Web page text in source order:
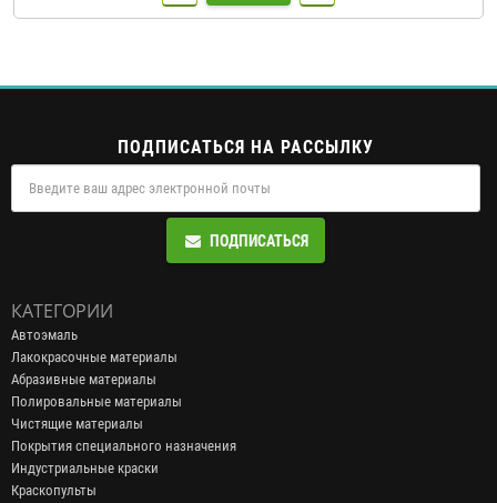
ПОДПИСАТЬСЯ НА РАССЫЛКУ
ПОДПИСАТЬСЯ
КАТЕГОРИИ
Автоэмаль
Лакокрасочные материалы
Абразивные материалы
Полировальные материалы
Чистящие материалы
Покрытия специального назначения
Индустриальные краски
Краскопульты